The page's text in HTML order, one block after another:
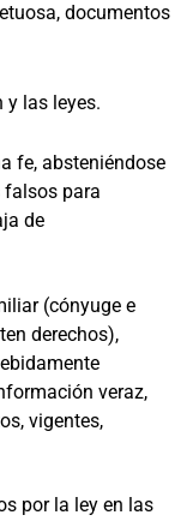
documentos
y las leyes.
fe, absteniéndose
falsos para
de
(cónyuge e
derechos),
veraz,
vigentes,
por la ley en las